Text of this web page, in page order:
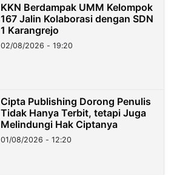
KKN Berdampak UMM Kelompok
167 Jalin Kolaborasi dengan SDN
1 Karangrejo
02/08/2026 - 19:20
Cipta Publishing Dorong Penulis
Tidak Hanya Terbit, tetapi Juga
Melindungi Hak Ciptanya
01/08/2026 - 12:20